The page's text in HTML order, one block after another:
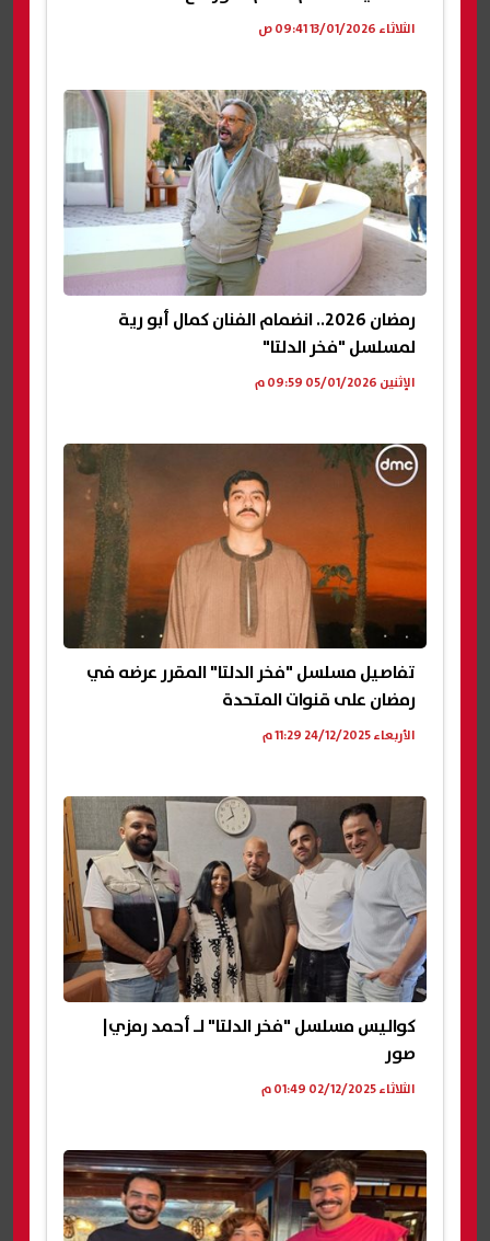
الثلاثاء 13/01/2026 09:41 ص
رمضان 2026.. انضمام الفنان كمال أبو رية
لمسلسل "فخر الدلتا"
الإثنين 05/01/2026 09:59 م
تفاصيل مسلسل "فخر الدلتا" المقرر عرضه في
رمضان على قنوات المتحدة
الأربعاء 24/12/2025 11:29 م
كواليس مسلسل "فخر الدلتا" لـ أحمد رمزي|
صور
الثلاثاء 02/12/2025 01:49 م